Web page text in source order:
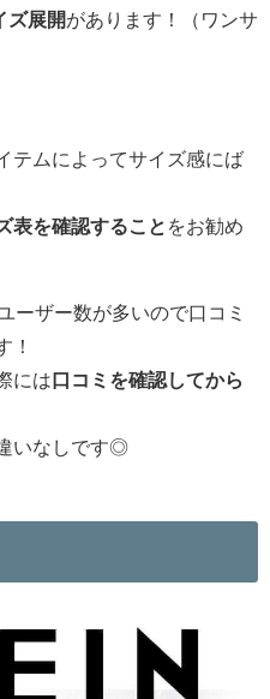
ズ展開があります！（ワンサ
テムによってサイズ感にば
表を確認すること をお勧め
ーザー数が多いので口コミ
！
には 口コミを確認してから
いなしです◎